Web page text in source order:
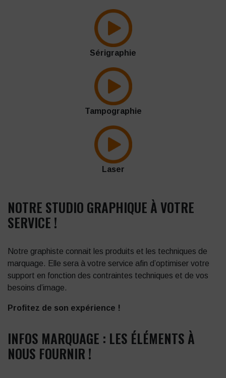
Sérigraphie
Tampographie
Laser
NOTRE STUDIO GRAPHIQUE À VOTRE
SERVICE !
Notre graphiste connait les produits et les techniques de
marquage. Elle sera à votre service afin d’optimiser votre
support en fonction des contraintes techniques et de vos
besoins d’image.
Profitez de son expérience !
INFOS MARQUAGE : LES ÉLÉMENTS À
NOUS FOURNIR !